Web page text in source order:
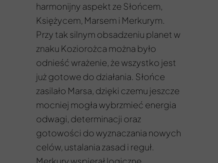
harmonijny aspekt ze Słońcem,
Księżycem, Marsem i Merkurym.
Przy tak silnym obsadzeniu planet w
znaku Koziorożca można było
odnieść wrażenie, że wszystko jest
już gotowe do działania. Słońce
zasilało Marsa, dzięki czemu jeszcze
mocniej mogła wybrzmieć energia
odwagi, determinacji oraz
gotowości do wyznaczania nowych
celów, ustalania zasad i reguł.